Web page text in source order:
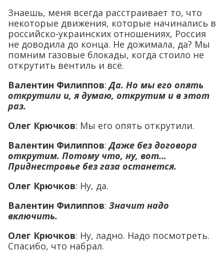
Знаешь, меня всегда расстраивает то, что
некоторые движения, которые начинались в
российско-украинских отношениях, Россия
не доводила до конца. Не дожимала, да? Мы
помним газовые блокады, когда стоило не
открутить вентиль и всё.
Валентин Филиппов: Да. Но мы его опять
открутили и, я думаю, открутим и в этот
раз.
Олег Крючков: Мы его опять открутили.
Валентин Филиппов: Даже без договора
открутим. Потому что, ну, вот…
Приднестровье без газа останется.
Олег Крючков: Ну, да.
Валентин Филиппов: Значит надо
включить.
Олег Крючков: Ну, ладно. Надо посмотреть.
Спасибо, что набрал.